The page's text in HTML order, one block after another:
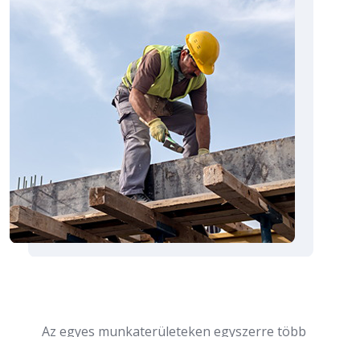
Az egyes munkaterületeken egyszerre több